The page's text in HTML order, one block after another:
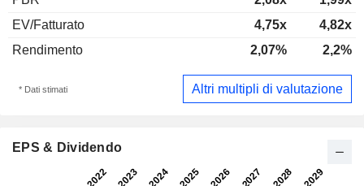
EV/Fatturato
4,75x
4,82x
Rendimento
2,07% 2,2%
* Dati stimati Altri multipli di valutazione
EPS & Dividendo